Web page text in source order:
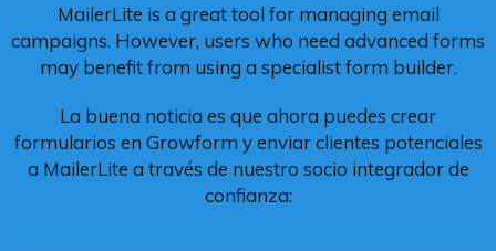
MailerLite is a great tool for managing email
campaigns. However, users who need advanced forms
may benefit from using a specialist form builder.
La buena noticia es que ahora puedes crear
formularios en Growform y enviar clientes potenciales
a MailerLite a través de nuestro socio integrador de
confianza: